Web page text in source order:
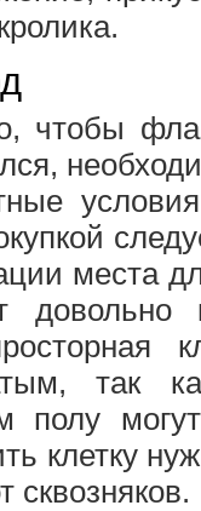
чтобы
места
так
полу
клетку